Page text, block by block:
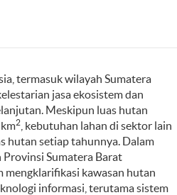
termasuk wilayah Sumatera
jasa ekosistem dan
Meskipun luas hutan
2 , kebutuhan lahan di sektor lain
hutan setiap tahunnya. Dalam
Sumatera Barat
mengklarifikasi kawasan hutan
informasi, terutama sistem